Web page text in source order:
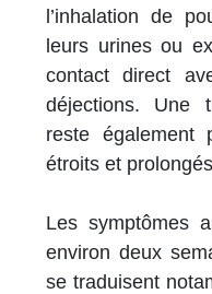
l’inhalation de
leurs urines ou
contact direct
déjections. Une
reste également
étroits et
Les symptômes
environ deux
se traduisent